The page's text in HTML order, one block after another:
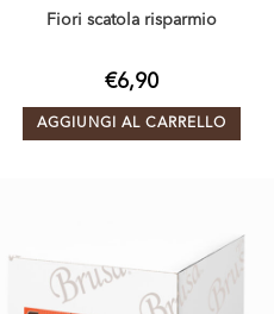
Fiori scatola risparmio
€6,90
AGGIUNGI AL CARRELLO